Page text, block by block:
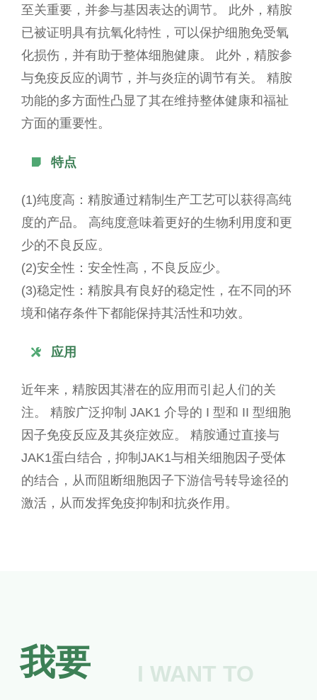
至关重要，并参与基因表达的调节。 此外，精胺
已被证明具有抗氧化特性，可以保护细胞免受氧
化损伤，并有助于整体细胞健康。 此外，精胺参
与免疫反应的调节，并与炎症的调节有关。 精胺
功能的多方面性凸显了其在维持整体健康和福祉
方面的重要性。
 特点
(1)纯度高：精胺通过精制生产工艺可以获得高纯
度的产品。 高纯度意味着更好的生物利用度和更
少的不良反应。
(2)安全性：安全性高，不良反应少。
(3)稳定性：精胺具有良好的稳定性，在不同的环
境和储存条件下都能保持其活性和功效。
 应用
近年来，精胺因其潜在的应用而引起人们的关
注。 精胺广泛抑制 JAK1 介导的 I 型和 II 型细胞
因子免疫反应及其炎症效应。 精胺通过直接与
JAK1蛋白结合，抑制JAK1与相关细胞因子受体
的结合，从而阻断细胞因子下游信号转导途径的
激活，从而发挥免疫抑制和抗炎作用。
我要
I WANT TO